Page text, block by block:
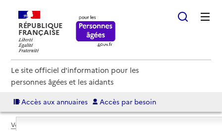
RÉPUBLIQUE
FRANÇAISE
Le site officiel d'information pour les
personnes âgées et les aidants
Accès aux annuaires Accès par besoin
Voir le fil d’Ariane